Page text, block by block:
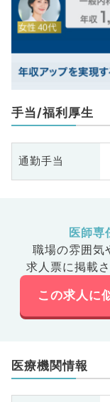
手当/福利厚生
通勤手当
医師専
職場の雰囲気
求人票に掲載
この求人に
医療機関情報